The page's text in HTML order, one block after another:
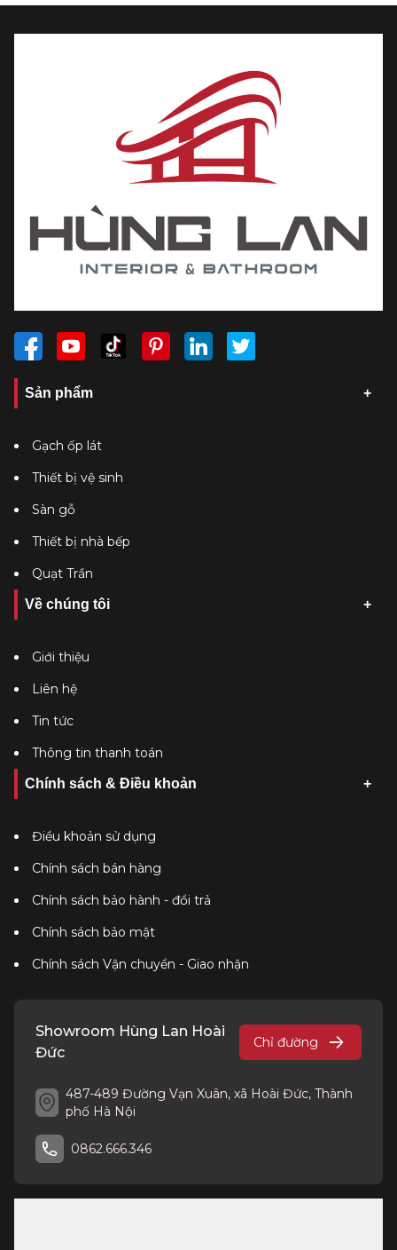
Sản phẩm
Gạch ốp lát
Thiết bị vệ sinh
Sàn gỗ
Thiết bị nhà bếp
Quạt Trần
Về chúng tôi
Giới thiệu
Liên hệ
Tin tức
Thông tin thanh toán
Chính sách & Điều khoản
Điều khoản sử dụng
Chính sách bán hàng
Chính sách bảo hành - đổi trả
Chính sách bảo mật
Chính sách Vận chuyển - Giao nhận
Showroom Hùng Lan Hoài
Đức
Chỉ đường
487-489 Đường Vạn Xuân, xã Hoài Đức, Thành
phố Hà Nội
0862.666.346